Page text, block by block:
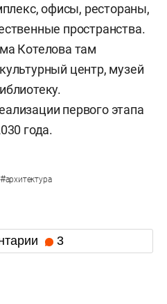
офисы, рестораны,
пространства.
Котелова там
центр, музей
первого этапа
года.
#архитектура
3